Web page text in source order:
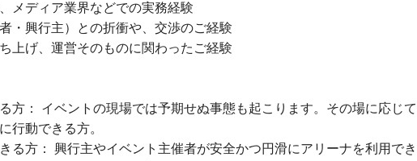
メディア業界などでの実務経験
・興行主）との折衝や、交渉のご経験
上げ、運営そのものに関わったご経験
方： イベントの現場では予期せぬ事態も起こります。その場に応じて
行動できる方。
る方： 興行主やイベント主催者が安全かつ円滑にアリーナを利用でき